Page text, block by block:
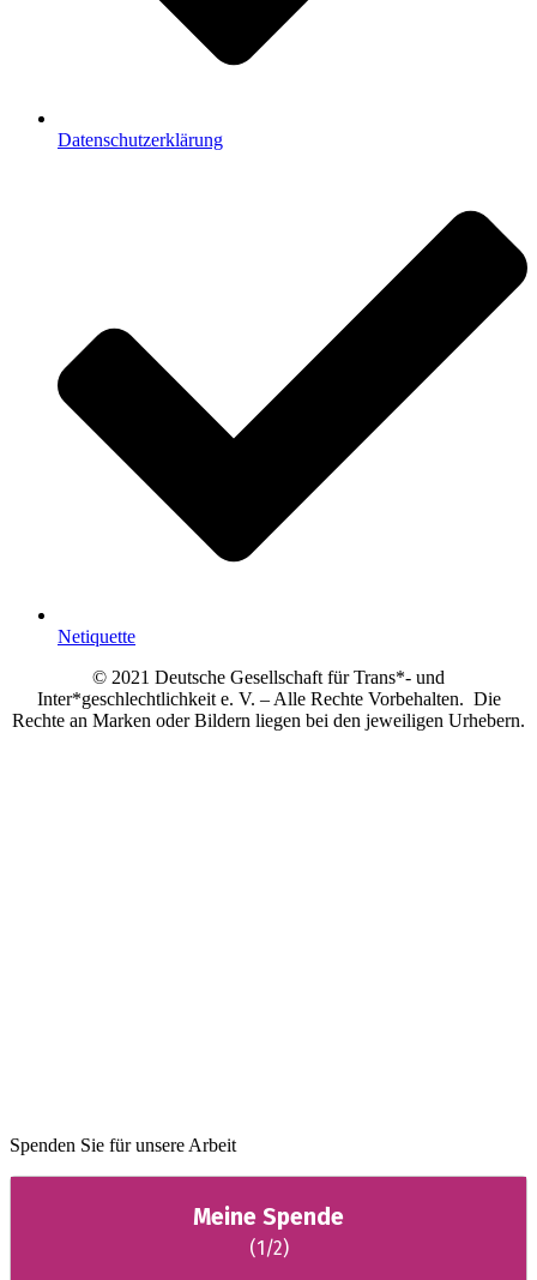
Datenschutzerklärung
Netiquette
© 2021 Deutsche Gesellschaft für Trans*- und
Inter*geschlechtlichkeit e. V. – Alle Rechte Vorbehalten. Die
Rechte an Marken oder Bildern liegen bei den jeweiligen Urhebern.
Spenden Sie für unsere Arbeit